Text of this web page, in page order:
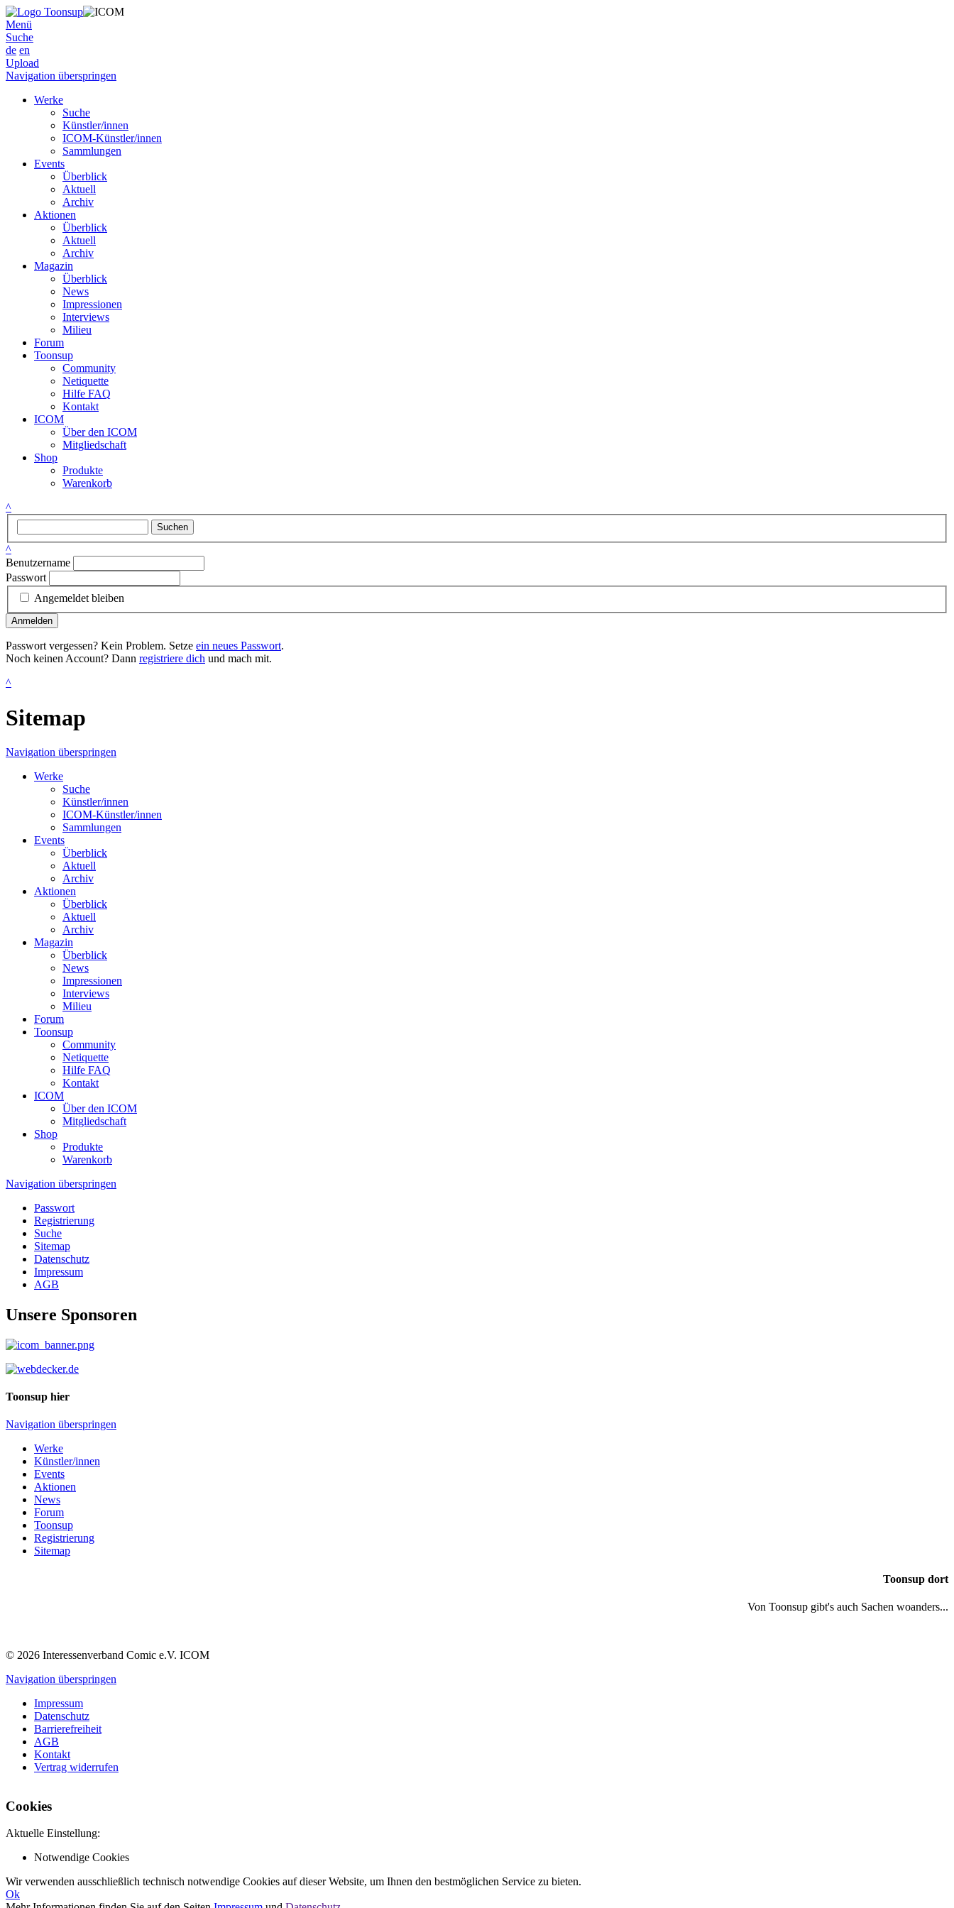
Menü
Suche
de en
Upload
Navigation überspringen
Werke
Suche
Künstler/innen
ICOM-Künstler/innen
Sammlungen
Events
Überblick
Aktuell
Archiv
Aktionen
Überblick
Aktuell
Archiv
Magazin
Überblick
News
Impressionen
Interviews
Milieu
Forum
Toonsup
Community
Netiquette
Hilfe FAQ
Kontakt
ICOM
Über den ICOM
Mitgliedschaft
Shop
Produkte
Warenkorb
^
Suchen
^
Benutzername
Passwort
Angemeldet bleiben
Anmelden
Passwort vergessen? Kein Problem. Setze ein neues Passwort.
Noch keinen Account? Dann registriere dich und mach mit.
^
Sitemap
Navigation überspringen
Werke
Suche
Künstler/innen
ICOM-Künstler/innen
Sammlungen
Events
Überblick
Aktuell
Archiv
Aktionen
Überblick
Aktuell
Archiv
Magazin
Überblick
News
Impressionen
Interviews
Milieu
Forum
Toonsup
Community
Netiquette
Hilfe FAQ
Kontakt
ICOM
Über den ICOM
Mitgliedschaft
Shop
Produkte
Warenkorb
Navigation überspringen
Passwort
Registrierung
Suche
Sitemap
Datenschutz
Impressum
AGB
Unsere Sponsoren
Toonsup hier
Navigation überspringen
Werke
Künstler/innen
Events
Aktionen
News
Forum
Toonsup
Registrierung
Sitemap
Toonsup dort
Von Toonsup gibt's auch Sachen woanders...
© 2026 Interessenverband Comic e.V. ICOM
Navigation überspringen
Impressum
Datenschutz
Barrierefreiheit
AGB
Kontakt
Vertrag widerrufen
Cookies
Aktuelle Einstellung:
Notwendige Cookies
Wir verwenden ausschließlich technisch notwendige Cookies auf dieser Website, um Ihnen den bestmöglichen Service zu bieten.
Ok